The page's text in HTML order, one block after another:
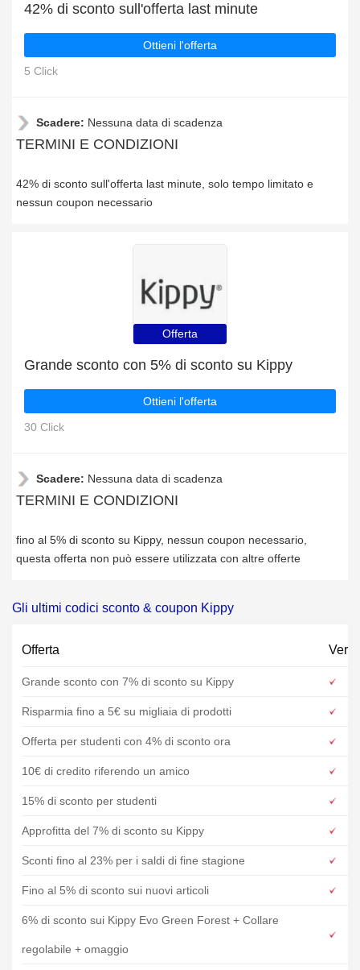
42% di sconto sull'offerta last minute
Ottieni l'offerta
5 Click
Scadere: Nessuna data di scadenza
TERMINI E CONDIZIONI
42% di sconto sull'offerta last minute, solo tempo limitato e
nessun coupon necessario
Offerta
Grande sconto con 5% di sconto su Kippy
Ottieni l'offerta
30 Click
Scadere: Nessuna data di scadenza
TERMINI E CONDIZIONI
fino al 5% di sconto su Kippy, nessun coupon necessario,
questa offerta non può essere utilizzata con altre offerte
Gli ultimi codici sconto & coupon Kippy
Offerta
Grande sconto con 7% di sconto su Kippy
Risparmia fino a 5€ su migliaia di prodotti
Offerta per studenti con 4% di sconto ora
10€ di credito riferendo un amico
15% di sconto per studenti
Approfitta del 7% di sconto su Kippy
Sconti fino al 23% per i saldi di fine stagione
Fino al 5% di sconto sui nuovi articoli
6% di sconto sui Kippy Evo Green Forest + Collare
regolabile + omaggio